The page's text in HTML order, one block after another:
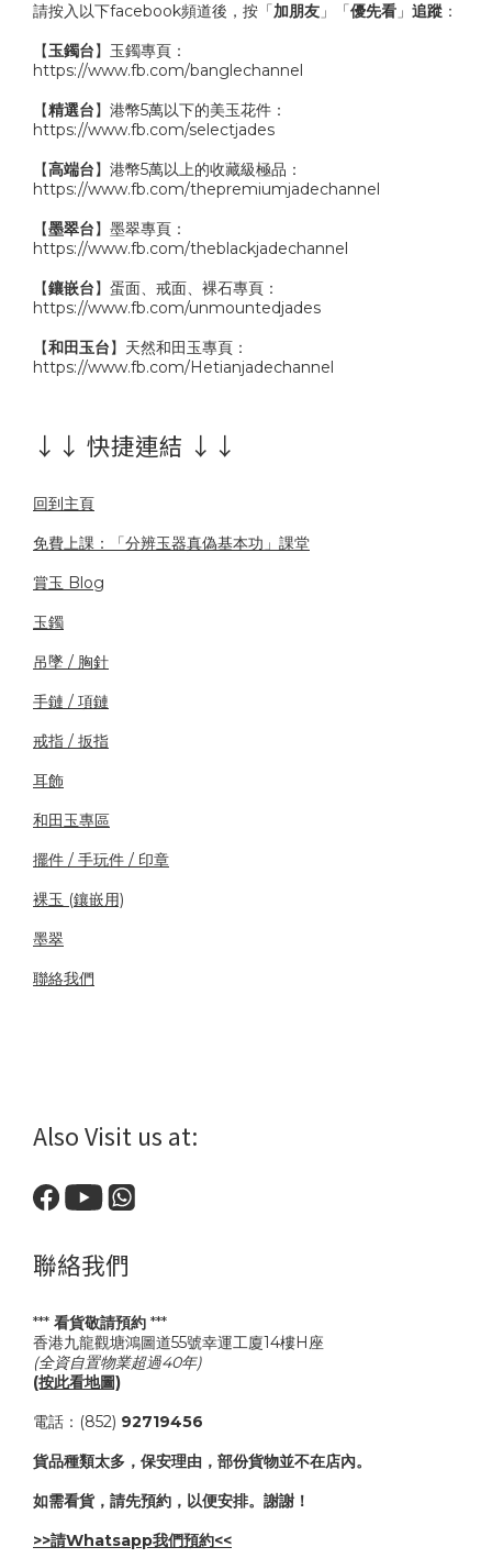
請按入以下facebook頻道後，按「加朋友 」「優先看 」 追蹤 ：
【玉鐲台】玉鐲專頁：
https://www.fb.com/banglechannel
【精選台】港幣5萬以下的美玉花件：
https://www.fb.com/selectjades
【高端台】港幣5萬以上的收藏級極品：
https://www.fb.com/thepremiumjadechannel
【墨翠台】墨翠專頁：
https://www.fb.com/theblackjadechannel
【鑲嵌台】蛋面、戒面、裸石專頁：
https://www.fb.com/unmountedjades
【和田玉台】天然和田玉專頁：
https://www.fb.com/Hetianjadechannel
↓↓ 快捷連結 ↓↓
回到主頁
免費上課：「分辨玉器真偽基本功」課堂
賞玉 Blog
玉鐲
吊墜 / 胸針
手鏈 / 項鏈
戒指 / 扳指
耳飾
和田玉專區
擺件 / 手玩件 / 印章
裸玉 (鑲嵌用)
墨翠
聯絡我們
Also Visit us at:
聯絡我們
*** 看貨敬請預約 ***
香港九龍觀塘鴻圖道55號幸運工廈14樓H座
(全資自置物業超過40年)
(按此看地圖)
電話：(852) 92719456
貨品種類太多，保安理由，部份貨物並不在店內。
如需看貨，請先預約，以便安排。謝謝！
>>請Whatsapp我們預約<<